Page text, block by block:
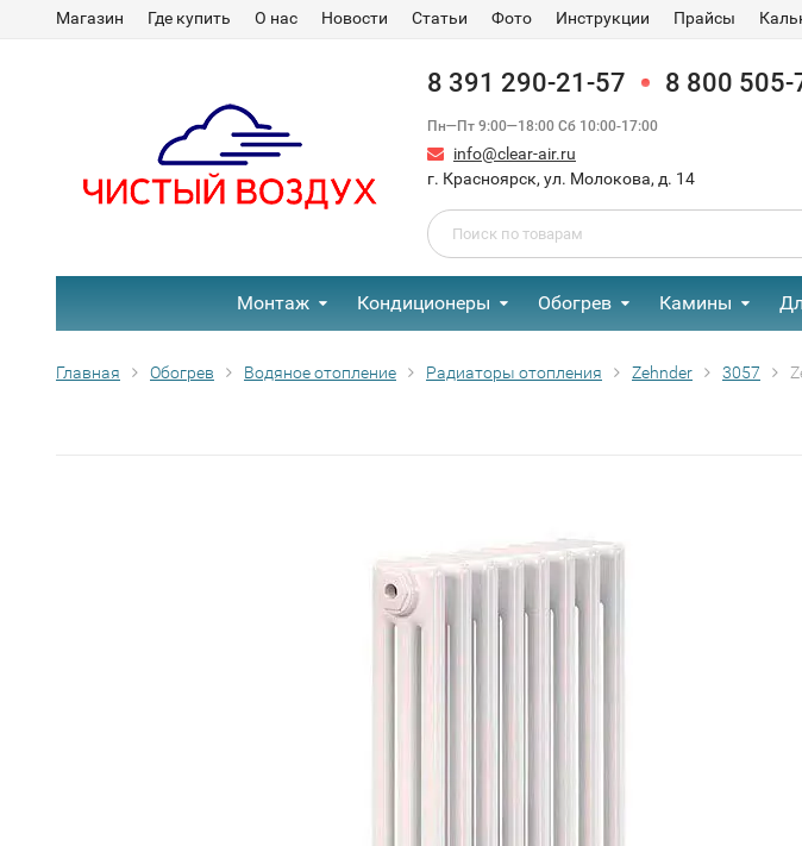
Магазин Где купить О нас Новости Статьи Фото Инструкции Прайсы
8 391 290-21-57 8 800 505-
Пн—Пт 9:00—18:00 Сб 10:00-17:00
info@clear-air.ru
г. Красноярск, ул. Молокова, д. 14
Монтаж Кондиционеры Обогрев Камины
Главная Обогрев Водяное отопление Радиаторы отопления Zehnder 3057